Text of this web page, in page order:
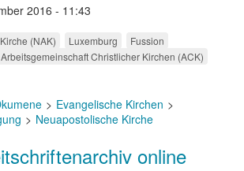
2016 - 11:43
(NAK) Luxemburg
Fussion
Arbeitsgemeinschaft Christlicher Kirchen (ACK)
Evangelische Kirchen
Neuapostolische Kirche
online